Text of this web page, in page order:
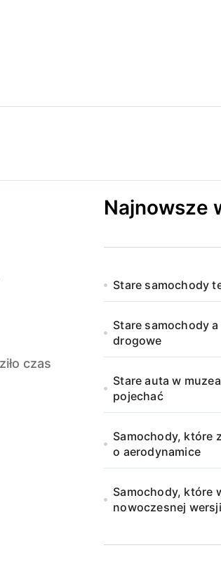
Najnowsze
Stare samochody
Stare samochody
drogowe
Stare auta w
pojechać
Samochody, które
o aerodynamice
Samochody, które
nowoczesnej wersji